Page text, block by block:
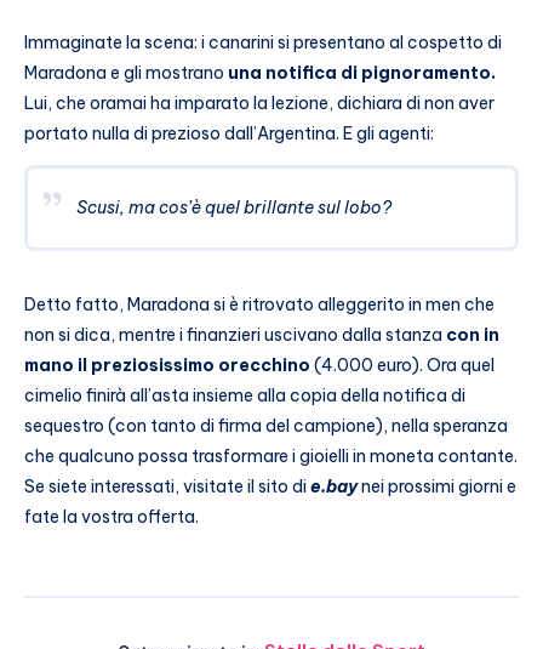
Immaginate la scena: i canarini si presentano al cospetto di
Maradona e gli mostrano una notifica di pignoramento.
Lui, che oramai ha imparato la lezione, dichiara di non aver
portato nulla di prezioso dall’Argentina. E gli agenti:
Scusi, ma cos’è quel brillante sul lobo?
Detto fatto, Maradona si è ritrovato alleggerito in men che
non si dica, mentre i finanzieri uscivano dalla stanza con in
mano il preziosissimo orecchino (4.000 euro). Ora quel
cimelio finirà all’asta insieme alla copia della notifica di
sequestro (con tanto di firma del campione), nella speranza
che qualcuno possa trasformare i gioielli in moneta contante.
Se siete interessati, visitate il sito die.baynei prossimi giorni e
fate la vostra offerta.